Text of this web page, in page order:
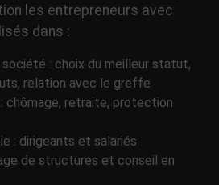
les entrepreneurs avec
dans :
société : choix du meilleur statut,
relation avec le greffe
: chômage, retraite, protection
: dirigeants et salariés
de structures et conseil en